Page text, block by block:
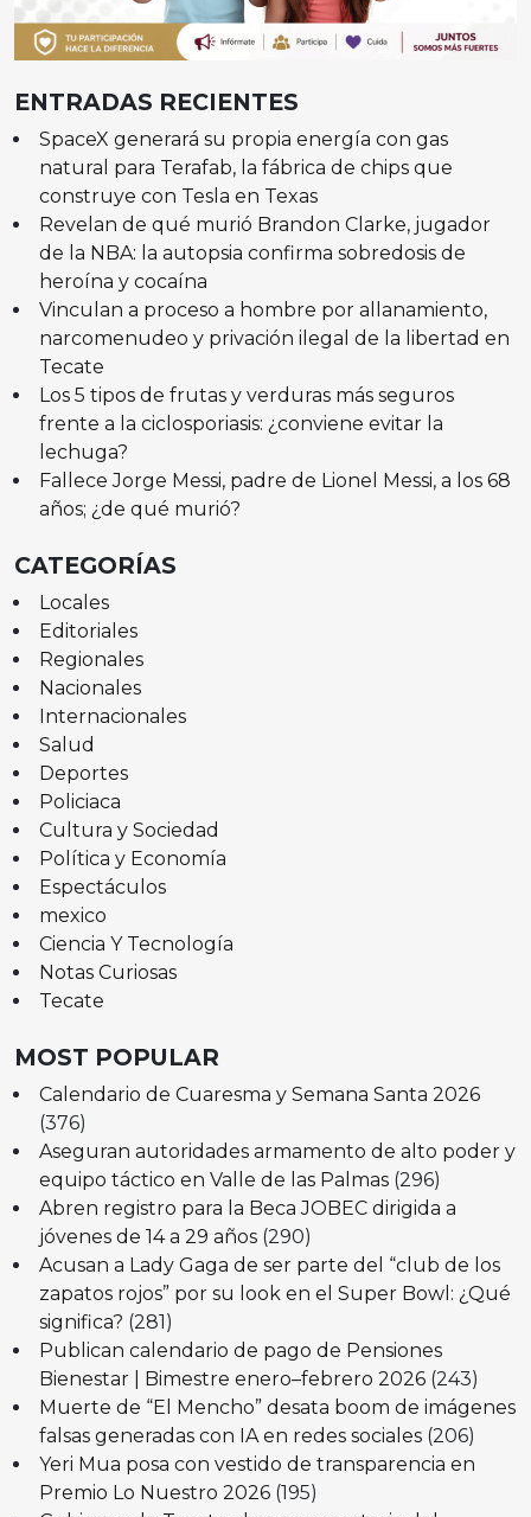
ENTRADAS RECIENTES
SpaceX generará su propia energía con gas
natural para Terafab, la fábrica de chips que
construye con Tesla en Texas
Revelan de qué murió Brandon Clarke, jugador
de la NBA: la autopsia confirma sobredosis de
heroína y cocaína
Vinculan a proceso a hombre por allanamiento,
narcomenudeo y privación ilegal de la libertad en
Tecate
Los 5 tipos de frutas y verduras más seguros
frente a la ciclosporiasis: ¿conviene evitar la
lechuga?
Fallece Jorge Messi, padre de Lionel Messi, a los 68
años; ¿de qué murió?
CATEGORÍAS
Locales
Editoriales
Regionales
Nacionales
Internacionales
Salud
Deportes
Policiaca
Cultura y Sociedad
Política y Economía
Espectáculos
mexico
Ciencia Y Tecnología
Notas Curiosas
Tecate
MOST POPULAR
Calendario de Cuaresma y Semana Santa 2026
(376)
Aseguran autoridades armamento de alto poder y
equipo táctico en Valle de las Palmas (296)
Abren registro para la Beca JOBEC dirigida a
jóvenes de 14 a 29 años (290)
Acusan a Lady Gaga de ser parte del “club de los
zapatos rojos” por su look en el Super Bowl: ¿Qué
significa? (281)
Publican calendario de pago de Pensiones
Bienestar | Bimestre enero–febrero 2026 (243)
Muerte de “El Mencho” desata boom de imágenes
falsas generadas con IA en redes sociales (206)
Yeri Mua posa con vestido de transparencia en
Premio Lo Nuestro 2026 (195)